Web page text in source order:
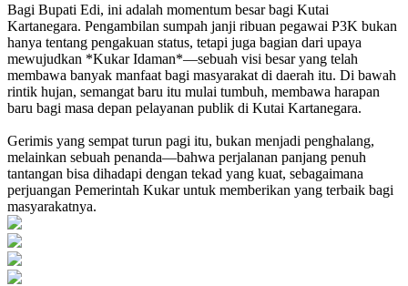
Bagi Bupati Edi, ini adalah momentum besar bagi Kutai
Kartanegara. Pengambilan sumpah janji ribuan pegawai P3K bukan
hanya tentang pengakuan status, tetapi juga bagian dari upaya
mewujudkan *Kukar Idaman*—sebuah visi besar yang telah
membawa banyak manfaat bagi masyarakat di daerah itu. Di bawah
rintik hujan, semangat baru itu mulai tumbuh, membawa harapan
baru bagi masa depan pelayanan publik di Kutai Kartanegara.
Gerimis yang sempat turun pagi itu, bukan menjadi penghalang,
melainkan sebuah penanda—bahwa perjalanan panjang penuh
tantangan bisa dihadapi dengan tekad yang kuat, sebagaimana
perjuangan Pemerintah Kukar untuk memberikan yang terbaik bagi
masyarakatnya.